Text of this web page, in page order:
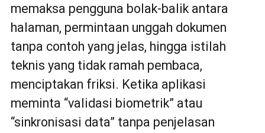
memaksa pengguna bolak-balik antara
halaman, permintaan unggah dokumen
tanpa contoh yang jelas, hingga istilah
teknis yang tidak ramah pembaca,
menciptakan friksi. Ketika aplikasi
meminta “validasi biometrik” atau
“sinkronisasi data” tanpa penjelasan